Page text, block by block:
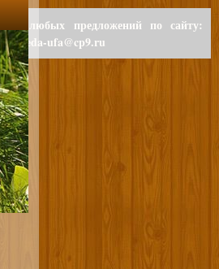
Для любых предложений по сайту:
polzaeda-ufa@cp9.ru